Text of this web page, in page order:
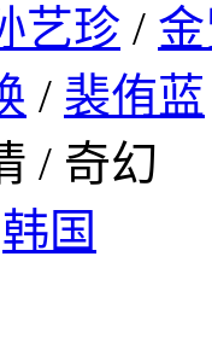
艺珍 /
/ 裴侑蓝
/ 奇幻
韩国